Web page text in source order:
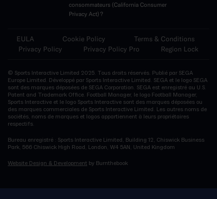
consommateurs (California Consumer
Privacy Act) ?
EULA Cookie Policy
Terms & Conditions
Privacy Policy
Privacy Policy Pro Region Lock
© Sports Interactive Limited 2025. Tous droits réservés. Publié par SEGA
Europe Limited. Développé par Sports Interactive Limited. SEGA et le logo SEGA
sont des marques déposées de SEGA Corporation. SEGA est enregistré au U.S.
Patent and Trademark Office. Football Manager, le logo Football Manager,
Sports Interactive et le logo Sports Interactive sont des marques déposées ou
des marques commerciales de Sports Interactive Limited. Les autres noms de
sociétés, noms de marques et logos appartiennent à leurs propriétaires
respectifs.
Bureau enregistré : Sports Interactive Limited, Building 12, Chiswick Business
Park, 566 Chiswick High Road, London, W4 5AN, United Kingdom
Website Design & Development by Burnthebook